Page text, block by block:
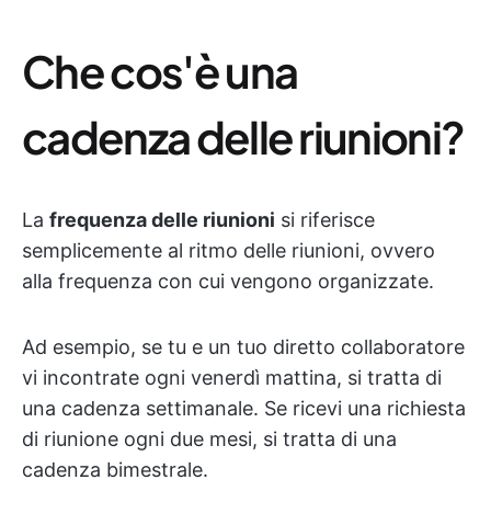
Che cos'è una
cadenza delle riunioni?
La frequenza delle riunioni si riferisce
semplicemente al ritmo delle riunioni, ovvero
alla frequenza con cui vengono organizzate.
Ad esempio, se tu e un tuo diretto collaboratore
vi incontrate ogni venerdì mattina, si tratta di
una cadenza settimanale. Se ricevi una richiesta
di riunione ogni due mesi, si tratta di una
cadenza bimestrale.